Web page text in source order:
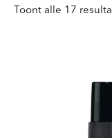
Toont alle 17